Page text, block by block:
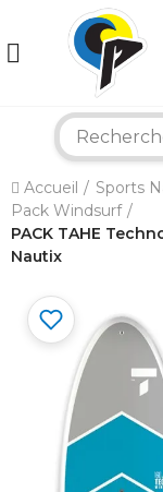
Accueil Sports
Pack Windsurf
PACK TAHE
Nautix